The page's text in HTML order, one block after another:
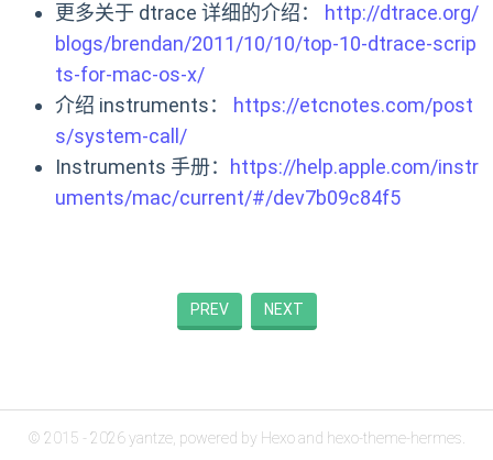
更多关于 dtrace 详细的介绍： http://dtrace.org/
blogs/brendan/2011/10/10/top-10-dtrace-scrip
ts-for-mac-os-x/
介绍 instruments： https://etcnotes.com/post
s/system-call/
Instruments 手册： https://help.apple.com/instr
uments/mac/current/#/dev7b09c84f5
PREV NEXT
© 2015 - 2026yantze , powered by Hexoand hexo-theme-hermes